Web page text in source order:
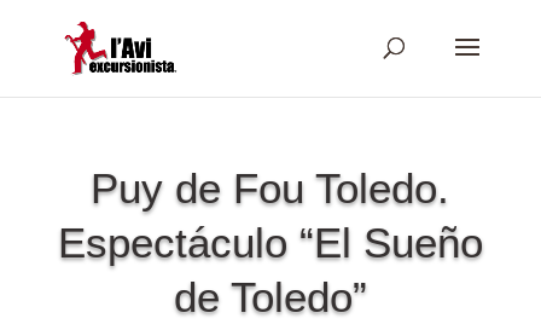
Puy de Fou Toledo.
Espectáculo “El Sueño
de Toledo”